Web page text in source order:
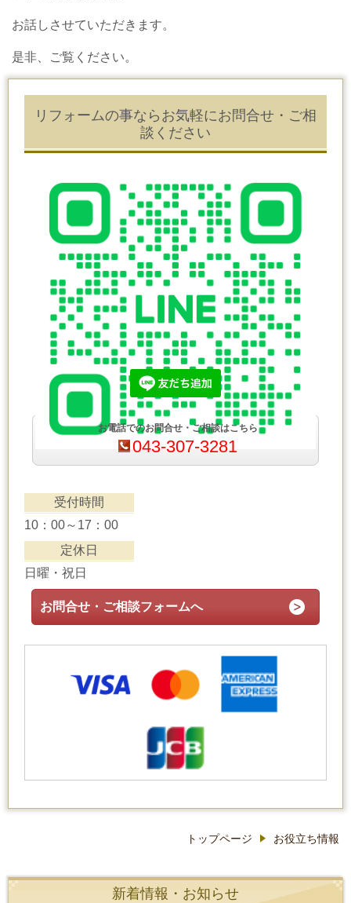
お話しさせていただきます。
是非、ご覧ください。
リフォームの事ならお気軽にお問合せ・ご相
談ください
お電話でのお問合せ・ご相談はこちら
043-307-3281
受付時間
10：00～17：00
定休日
日曜・祝日
お問合せ・ご相談フォームへ
トップページ お役立ち情報
新着情報・お知らせ